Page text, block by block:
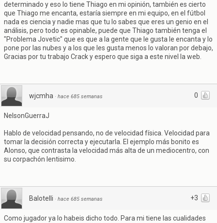
determinado y eso lo tiene Thiago en mi opinión, también es cierto
que Thiago me encanta, estaría siempre en mi equipo, en el fútbol
nada es ciencia y nadie mas que tu lo sabes que eres un genio en el
análisis, pero todo es opinable, puede que Thiago también tenga el
"Problema Jovetic" que es que a la gente que le gusta le encanta y lo
pone por las nubes y a los que les gusta menos lo valoran por debajo,
Gracias por tu trabajo Crack y espero que siga a este nivel la web.
0
wjcmha · hace 685 semanas
NelsonGuerraJ
Hablo de velocidad pensando, no de velocidad física. Velocidad para
tomar la decisión correcta y ejecutarla. El ejemplo más bonito es
Alonso, que contrasta la velocidad más alta de un mediocentro, con
su corpachón lentisimo.
+3
Balotelli · hace 685 semanas
Como jugador ya lo habeis dicho todo. Para mi tiene las cualidades